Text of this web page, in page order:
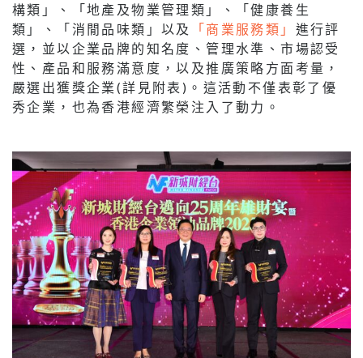
構類」、「地產及物業管理類」、「健康養生
類」、「消閒品味類」以及
「商業服務類」 進行評
選，並以企業品牌的知名度、管理水準、市場認受
性、產品和服務滿意度，以及推廣策略方面考量，
嚴選出獲獎企業(詳見附表)。這活動不僅表彰了優
秀企業，也為香港經濟繁榮注入了動力。